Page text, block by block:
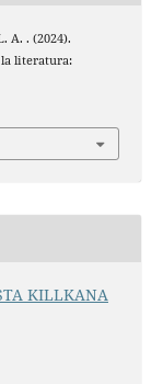
A. . (2024).
la literatura:
KILLKANA